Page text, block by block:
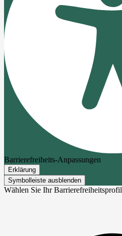
Barrierefreiheits-Anpassungen
Erklärung
Symbolleiste ausblenden
Wählen Sie Ihr Barrierefreiheitsprofil